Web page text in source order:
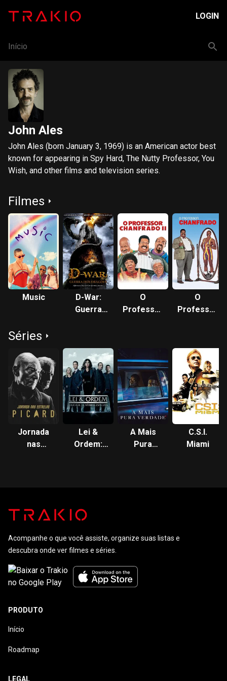
LOGIN
Início
John Ales
John Ales (born January 3, 1969) is an American actor best
known for appearing in Spy Hard, The Nutty Professor, You
Wish, and other films and television series.
Filmes
Music
D-War:
Guerra
O
Professor
Klump
O
Professor
Séries
Jornada
nas
Lei &
Ordem:
A Mais
Pura
C.S.I.
Miami
Acompanhe o que você assiste, organize suas listas e
descubra onde ver filmes e séries.
PRODUTO
Início
Roadmap
LEGAL